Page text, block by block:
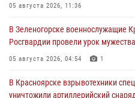
05 августа 2026, 11:36
В Зеленогорске военнослужащие
Росгвардии провели урок мужества
05 августа 2026, 04:54 1
В Красноярске взрывотехники
уничтожили артиллерийский